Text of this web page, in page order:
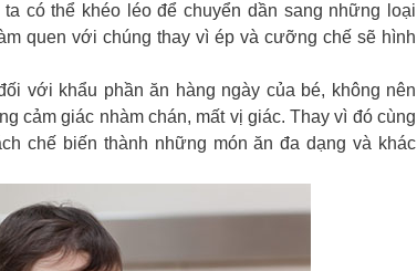
có thể khéo léo để chuyển dần sang những loại
quen với chúng thay vì ép và cưỡng chế sẽ hình
với khẩu phần ăn hàng ngày của bé, không nên
cảm giác nhàm chán, mất vị giác. Thay vì đó cùng
chế biến thành những món ăn đa dạng và khác